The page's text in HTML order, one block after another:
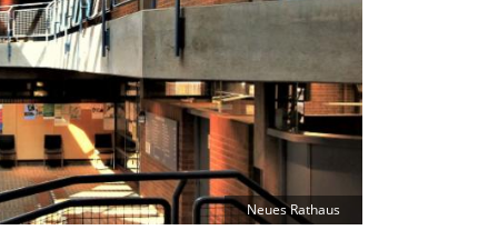
Neues Rathaus